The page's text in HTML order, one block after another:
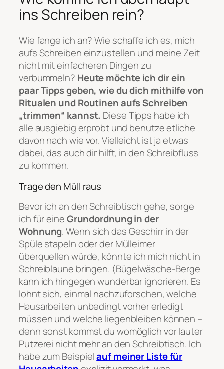
ins Schreiben rein?
Wie fange ich an? Wie schaffe ich es, mich
aufs Schreiben einzustellen und meine Zeit
nicht mit einfacheren Dingen zu
verbummeln? Heute möchte ich dir ein
paar Tipps geben, wie du dich mithilfe von
Ritualen und Routinen aufs Schreiben
„trimmen“ kannst. Diese Tipps habe ich
alle ausgiebig erprobt und benutze etliche
davon nach wie vor. Vielleicht ist ja etwas
dabei, das auch dir hilft, in den Schreibfluss
zu kommen.
Trage den Müll raus
Bevor ich an den Schreibtisch gehe, sorge
ich für eineGrundordnung in der
Wohnung. Wenn sich das Geschirr in der
Spüle stapeln oder der Mülleimer
überquellen würde, könnte ich mich nicht in
Schreiblaune bringen. (Bügelwäsche-Berge
kann ich hingegen wunderbar ignorieren. Es
lohnt sich, einmal nachzuforschen, welche
Hausarbeiten unbedingt vorher erledigt
müssen und welche liegenbleiben können –
denn sonst kommst du womöglich vor lauter
Putzerei nicht mehr an den Schreibtisch. Ich
habe zum Beispielauf meiner Liste für